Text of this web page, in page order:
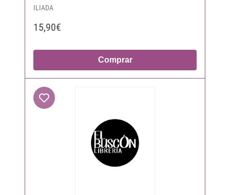
ILIADA
15,90€
Comprar